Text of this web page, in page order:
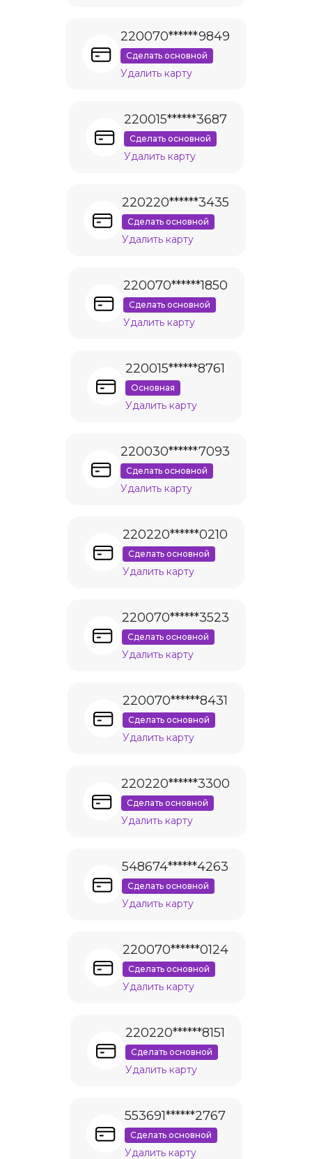
220070******9849
Сделать основной
Удалить карту
220015******3687
Сделать основной
Удалить карту
220220******3435
Сделать основной
Удалить карту
220070******1850
Сделать основной
Удалить карту
220015******8761
Основная
Удалить карту
220030******7093
Сделать основной
Удалить карту
220220******0210
Сделать основной
Удалить карту
220070******3523
Сделать основной
Удалить карту
220070******8431
Сделать основной
Удалить карту
220220******3300
Сделать основной
Удалить карту
548674******4263
Сделать основной
Удалить карту
220070******0124
Сделать основной
Удалить карту
220220******8151
Сделать основной
Удалить карту
553691******2767
Сделать основной
Удалить карту